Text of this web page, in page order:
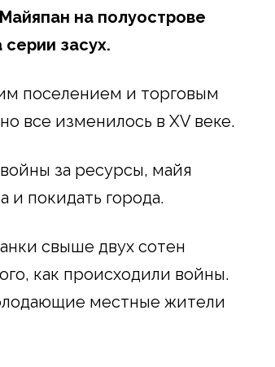
на полуострове
засух.
поселением и торговым
все изменилось в XV веке.
за ресурсы, майя
и покидать города.
свыше двух сотен
как происходили войны.
местные жители